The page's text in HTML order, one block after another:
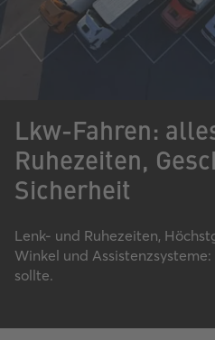
Lkw-Fahren:
Ruhezeiten,
Sicherheit
Lenk- und Ruhezeiten,
Winkel und
sollte.